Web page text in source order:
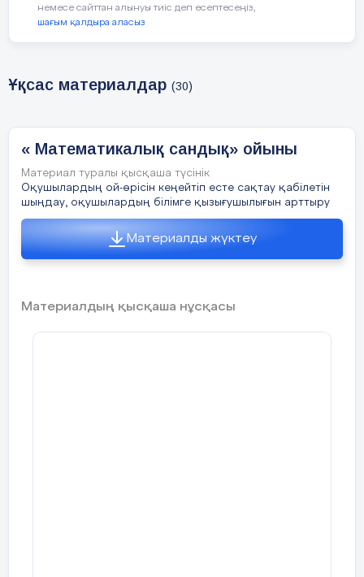
немесе сайттан алынуы тиіс деп есептесеңіз,
шағым қалдыра аласыз
Ұқсас материалдар (30)
« Математикалық сандық» ойыны
Материал туралы қысқаша түсінік
Оқушылардың ой-өрісін кеңейтіп есте сақтау қабілетін
шыңдау, оқушылардың білімге қызығушылығын арттыру
Материалды жүктеу
Материалдың қысқаша нұсқасы